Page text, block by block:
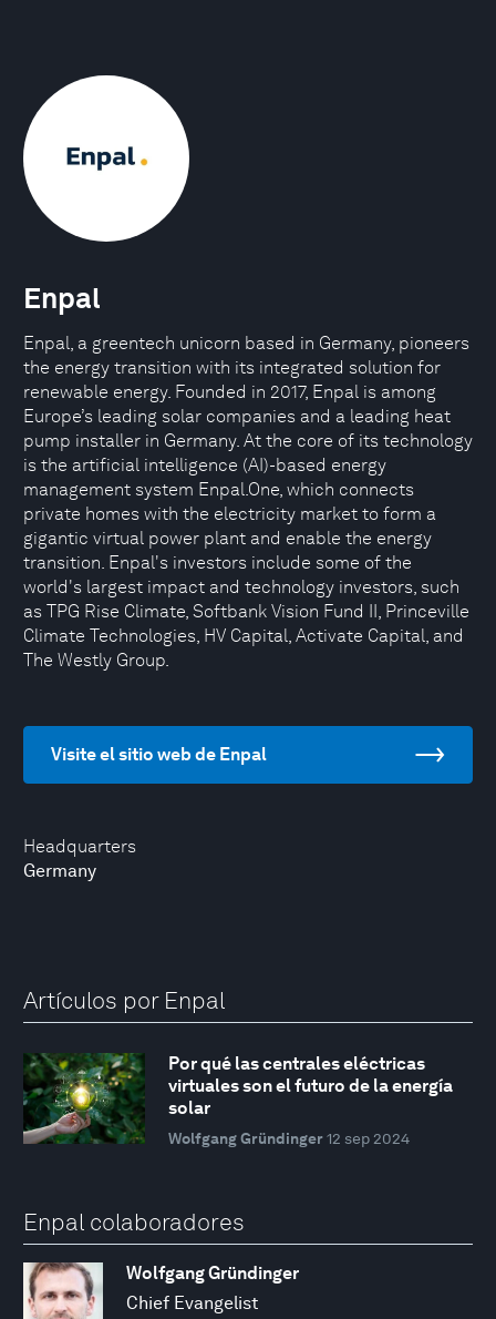
Headquarters
Germany
Enpal
Enpal, a greentech unicorn based in Germany, pioneers
the energy transition with its integrated solution for
renewable energy. Founded in 2017, Enpal is among
Europe’s leading solar companies and a leading heat
pump installer in Germany. At the core of its technology
is the artificial intelligence (AI)-based energy
management system Enpal.One, which connects
private homes with the electricity market to form a
gigantic virtual power plant and enable the energy
transition. Enpal's investors include some of the
world's largest impact and technology investors, such
as TPG Rise Climate, Softbank Vision Fund II, Princeville
Climate Technologies, HV Capital, Activate Capital, and
The Westly Group.
Visite el sitio web de Enpal
Artículos por Enpal
Por qué las centrales eléctricas
virtuales son el futuro de la energía
solar
Wolfgang Gründinger 12 sep 2024
Enpal colaboradores
Wolfgang Gründinger
Chief Evangelist